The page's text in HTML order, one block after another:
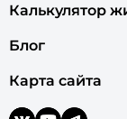
Калькулятор
Блог
Карта сайта